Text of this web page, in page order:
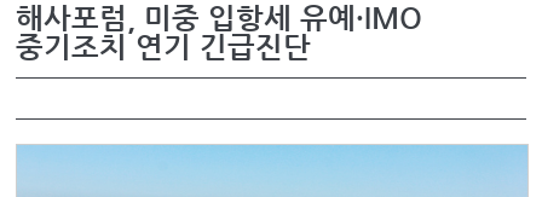
해사포럼, 미중 입항세 유예·IMO
중기조치 연기 긴급진단